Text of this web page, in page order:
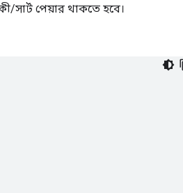
সার্ট পেয়ার থাকতে হবে।